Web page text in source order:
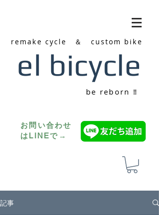
remake cycle ＆ custom bike
el bicycle
be reborn ‼
お問い合わせ
はLINEで→
記事